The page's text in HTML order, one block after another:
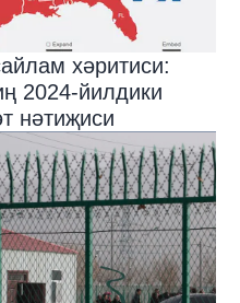
хәритиси:
2024-йилдики
нәтиҗиси